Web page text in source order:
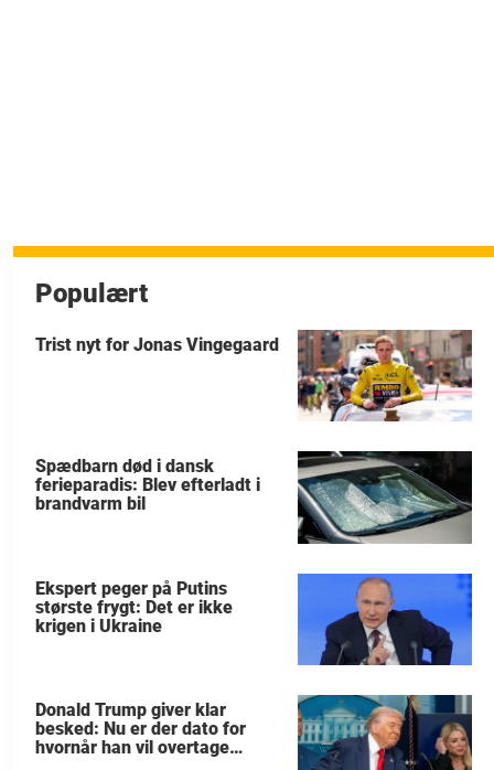
Populært
Trist nyt for Jonas Vingegaard
Spædbarn død i dansk
ferieparadis: Blev efterladt i
brandvarm bil
Ekspert peger på Putins
største frygt: Det er ikke
krigen i Ukraine
Donald Trump giver klar
besked: Nu er der dato for
hvornår han vil overtage